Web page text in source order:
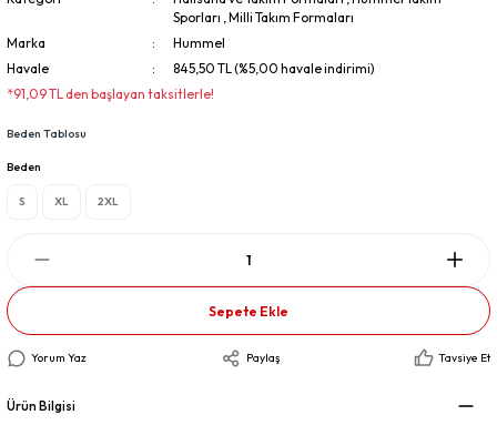
Sporları ,Milli Takım Formaları
Marka
Hummel
Havale
845,50 TL (%5,00 havale indirimi)
*91,09 TL den başlayan taksitlerle!
Beden Tablosu
Beden
S XL 2XL
Sepete Ekle
Yorum Yaz Paylaş Tavsiye Et
Ürün Bilgisi